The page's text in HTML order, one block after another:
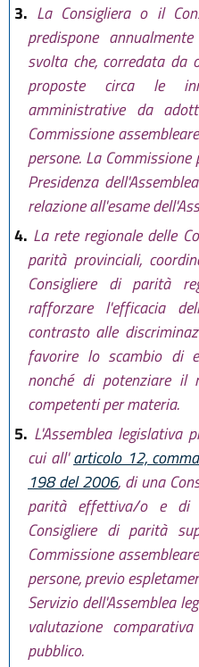
3. La Consigliera o il
predispone
svolta che, corredata da
proposte circa le
amministrative da
Commissione
persone. La
Presidenza
relazione all'esame
4. La rete regionale delle
parità provinciali,
Consigliere di parità
rafforzare l'efficacia
contrasto alle
favorire lo scambio di
nonché di potenziare il
competenti per materia.
5. L'Assemblea legislativa
cui all'articolo 12,
198 del 2006, di una
parità effettiva/o e di
Consigliere di parità
Commissione
persone, previo
Servizio dell'Assemblea
valutazione
pubblico.